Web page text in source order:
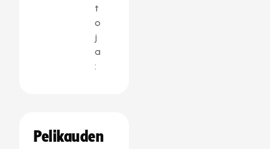
t
o
j
a
:
Pelikauden